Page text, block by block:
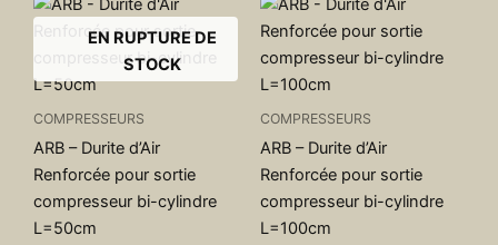
EN RUPTURE DE
STOCK
COMPRESSEURS
ARB – Durite d’Air
Renforcée pour sortie
compresseur bi-cylindre
L=50cm
COMPRESSEURS
ARB – Durite d’Air
Renforcée pour sortie
compresseur bi-cylindre
L=100cm